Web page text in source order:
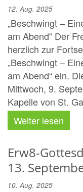
12. Aug. 2025
„Beschwingt –
am Abend“ Der
herzlich zur
„Beschwingt –
am Abend“ ein.
Mittwoch, 9.
Kapelle von St.
Weiter lesen
Erw8-
13.
10. Aug. 2025